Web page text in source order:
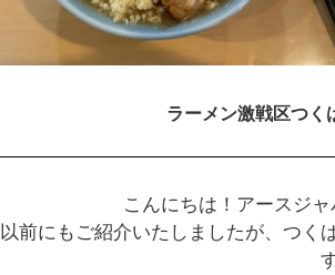
ラーメン激戦区つく
こんにちは！アースジ
以前にもご紹介いたしましたが、つく